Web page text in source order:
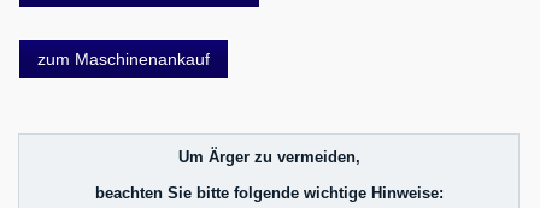
zum Maschinenankauf
Um Ärger zu vermeiden,
beachten Sie bitte folgende wichtige Hinweise: